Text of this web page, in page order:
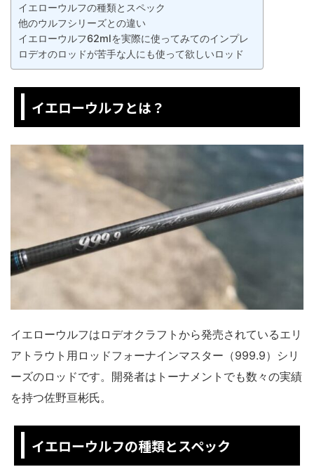
イエローウルフの種類とスペック
他のウルフシリーズとの違い
イエローウルフ62mlを実際に使ってみてのインプレ
ロデオのロッドが苦手な人にも使って欲しいロッド
イエローウルフとは？
イエローウルフはロデオクラフトから発売されているエリ
アトラウト用ロッドフォーナインマスター（999.9）シリ
ーズのロッドです。開発者はトーナメントでも数々の実績
を持つ佐野亘彬氏。
イエローウルフの種類とスペック